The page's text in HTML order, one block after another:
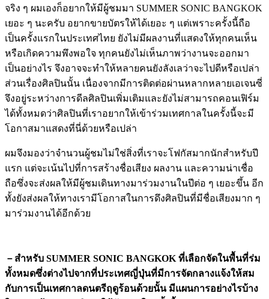
จริง ๆ ผมเองก็อยากให้มีผู้ชมมา SUMMER SONIC BANGKOK
เยอะ ๆ นะครับ อยากขายบัตรให้ได้เยอะ ๆ แต่เพราะครั้งนี้ถือ
เป็นครั้งแรกในประเทศไทย ยังไม่มีผลงานที่แสดงให้ทุกคนเห็น
หรือเกิดความพึงพอใจ ทุกคนยังไม่เห็นภาพว่างานจะออกมา
เป็นอย่างไร จึงอาจจะทำให้หลายคนยังลังเลว่าจะไปดีหรือเปล่า
ส่วนเรื่องศิลปินนั้น เนื่องจากมีการติดต่อผ่านหลากหลายเอเจนซี่
จึงอยู่ระหว่างการดีลศิลปินเพิ่มเติมและยังไม่สามารถคอนเฟิร์ม
ได้ทั้งหมดว่าศิลปินที่เราอยากให้เข้าร่วมเทศกาลในครั้งนี้จะมี
โอกาสมาแสดงที่นี่ด้วยหรือเปล่า
ผมจึงมองว่าจำนวนผู้ชมไม่ใช่สิ่งที่เราจะโฟกัสมากนักสำหรับปี
แรก แต่จะเน้นไปที่การสร้างชื่อเสียง ผลงาน และความน่าเชื่อ
ถือซึ่งจะส่งผลให้มีผู้ชมเดินทางมาร่วมงานในปีต่อ ๆ เยอะขึ้น อีก
ทั้งยังส่งผลให้ทางเรามีโอกาสในการดึงศิลปินที่มีชื่อเสียงมาก ๆ
มาร่วมงานได้อีกด้วย
－สำหรับ SUMMER SONIC BANGKOK ที่เลือกจัดในพื้นที่ร่ม
ทั้งหมดซึ่งต่างไปจากที่ประเทศญี่ปุ่นที่มีการจัดกลางแจ้งให้สม
กับการเป็นเทศกาลดนตรีฤดูร้อนด้วยนั้น มีแผนการอย่างไรบ้าง